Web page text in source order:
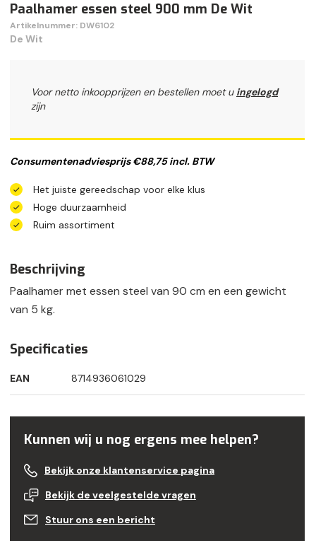
Paalhamer essen steel 900 mm De Wit
Artikelnummer: DW6102
De Wit
Voor netto inkoopprijzen en bestellen moet u ingelogd
zijn
Consumentenadviesprijs €88,75 incl. BTW
Het juiste gereedschap voor elke klus
Hoge duurzaamheid
Ruim assortiment
Beschrijving
Paalhamer met essen steel van 90 cm en een gewicht
van 5 kg.
Specificaties
EAN 8714936061029
Kunnen wij u nog ergens mee helpen?
Bekijk onze klantenservice pagina
Bekijk de veelgestelde vragen
Stuur ons een bericht